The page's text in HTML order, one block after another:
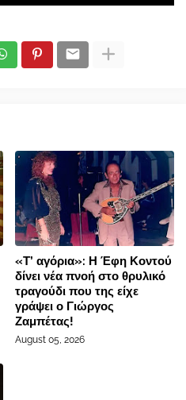
«Τ’ αγόρια»: Η Έφη Κοντού
δίνει νέα πνοή στο θρυλικό
τραγούδι που της είχε
γράψει ο Γιώργος
Ζαμπέτας!
August 05, 2026